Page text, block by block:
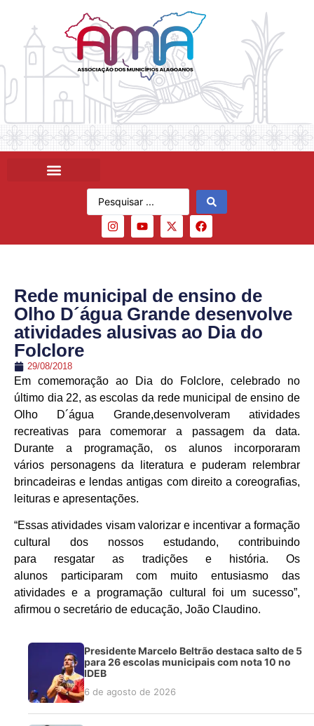
Rede municipal de ensino de
Olho D´água Grande desenvolve
atividades alusivas ao Dia do
Folclore
29/08/2018
Em comemoração ao Dia do Folclore, celebrado no
último dia 22, as escolas da rede municipal de ensino de
Olho D´água Grande,desenvolveram atividades
recreativas para comemorar a passagem da data.
Durante a programação, os alunos incorporaram
vários personagens da literatura e puderam relembrar
brincadeiras e lendas antigas com direito a coreografias,
leituras e apresentações.
“Essas atividades visam valorizar e incentivar a formação
cultural dos nossos estudando, contribuindo
para resgatar as tradições e história. Os
alunos participaram com muito entusiasmo das
atividades e a programação cultural foi um sucesso”,
afirmou o secretário de educação, João Claudino.
Presidente Marcelo Beltrão destaca salto de 5
para 26 escolas municipais com nota 10 no
IDEB
6 de agosto de 2026